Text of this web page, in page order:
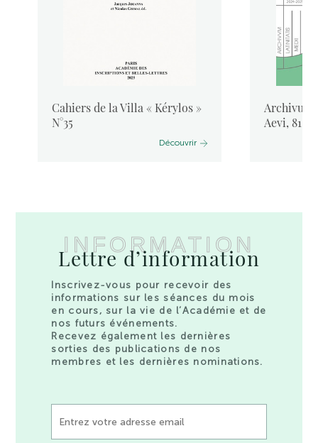
Cahiers de la Villa « Kérylos »
N°35
Découvrir
Aevi, 81,
INFORMATION
Lettre d’information
Inscrivez-vous pour recevoir des
informations sur les séances du mois
en cours, sur la vie de l’Académie et de
nos futurs événements.
Recevez également les dernières
sorties des publications de nos
membres et les dernières nominations.